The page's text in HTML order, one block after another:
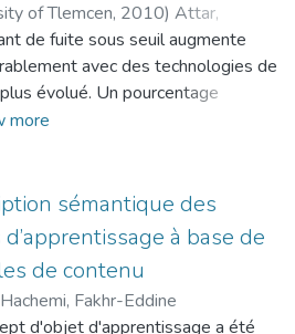
of Tlemcen, 2010) Attar,
de fuite sous seuil augmente
avec des technologies de
évolué. Un pourcentage
de la puissance totale des
connue sous le nom de
statique. Estimer exactement la
statique aux premières étapes de
est une étape importante
des produits à rendement
efficace.Le courant de fuite
more
sémantique des
à base de
de contenu
Hachemi, Fakhr-Eddine
d'objet d'apprentissage a été